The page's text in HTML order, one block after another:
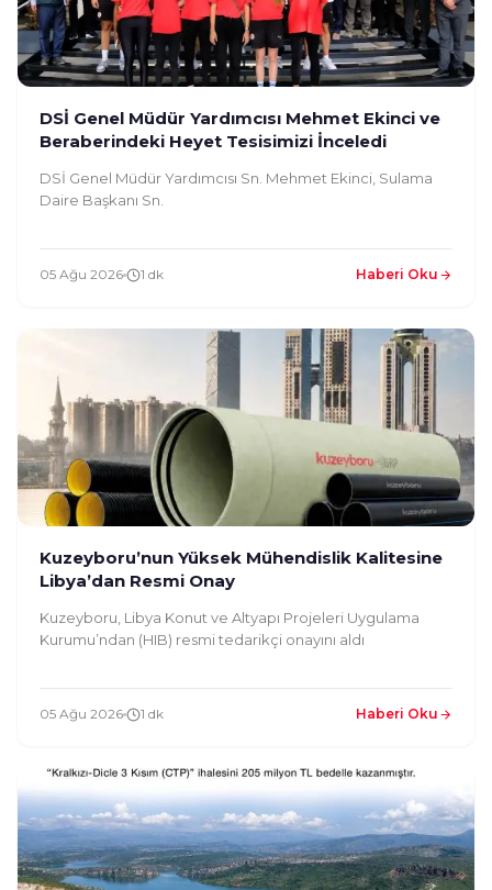
DSİ Genel Müdür Yardımcısı Mehmet Ekinci ve
Beraberindeki Heyet Tesisimizi İnceledi
DSİ Genel Müdür Yardımcısı Sn. Mehmet Ekinci, Sulama
Daire Başkanı Sn.
05 Ağu 2026 1 dk Haberi Oku
Kuzeyboru’nun Yüksek Mühendislik Kalitesine
Libya’dan Resmi Onay
Kuzeyboru, Libya Konut ve Altyapı Projeleri Uygulama
Kurumu’ndan (HIB) resmi tedarikçi onayını aldı
05 Ağu 2026 1 dk Haberi Oku